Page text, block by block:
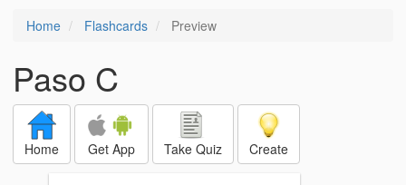
Home Flashcards Preview
Paso C
Home Get App Take Quiz Create